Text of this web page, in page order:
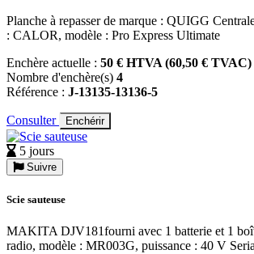
Planche à repasser de marque : QUIGG
: CALOR, modèle : Pro Express Ultimate
Enchère actuelle : 50 € HTVA (60,50 € TVAC)
Nombre d'enchère(s) 4
Référence : J-13135-13136-5
Consulter Enchérir
5 jours
Suivre
Scie sauteuse
MAKITA DJV181fourni avec 1 batterie et 1
radio, modèle : MR003G, puissance : 40 V